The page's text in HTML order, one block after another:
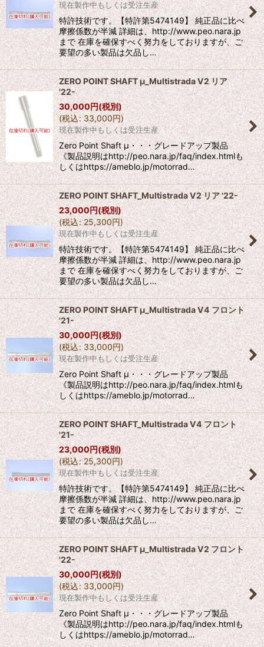
現在製作中もしくは受注生産
特許技術です。【特許第5474149】 純正品に比べ
摩擦係数が半減 詳細は、http://www.peo.nara.jp
まで 在庫を確保すべく努力をしておりますが、ご
要望の多い製品は欠品し…
ZERO POINT SHAFT μ_Multistrada V2 リア
'22-
30,000円(税別)
(税込: 33,000円)
現在製作中もしくは受注生産
Zero Point Shaft μ・・・グレードアップ製品
《製品説明はhttp://peo.nara.jp/faq/index.htmlも
しくはhttps://ameblo.jp/motorrad…
ZERO POINT SHAFT_Multistrada V2 リア '22-
23,000円(税別)
(税込: 25,300円)
現在製作中もしくは受注生産
特許技術です。【特許第5474149】 純正品に比べ
摩擦係数が半減 詳細は、http://www.peo.nara.jp
まで 在庫を確保すべく努力をしておりますが、ご
要望の多い製品は欠品し…
ZERO POINT SHAFT μ_Multistrada V4 フロント
'21-
30,000円(税別)
(税込: 33,000円)
現在製作中もしくは受注生産
Zero Point Shaft μ・・・グレードアップ製品
《製品説明はhttp://peo.nara.jp/faq/index.htmlも
しくはhttps://ameblo.jp/motorrad…
ZERO POINT SHAFT_Multistrada V4 フロント
'21-
23,000円(税別)
(税込: 25,300円)
現在製作中もしくは受注生産
特許技術です。【特許第5474149】 純正品に比べ
摩擦係数が半減 詳細は、http://www.peo.nara.jp
まで 在庫を確保すべく努力をしておりますが、ご
要望の多い製品は欠品し…
ZERO POINT SHAFT μ_Multistrada V2 フロント
'22-
30,000円(税別)
(税込: 33,000円)
現在製作中もしくは受注生産
Zero Point Shaft μ・・・グレードアップ製品
《製品説明はhttp://peo.nara.jp/faq/index.htmlも
しくはhttps://ameblo.jp/motorrad…